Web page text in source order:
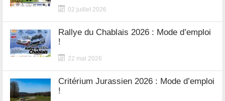
02 juillet 2026
Rallye du Chablais 2026 : Mode d’emploi
!
22 mai 2026
Critérium Jurassien 2026 : Mode d’emploi
!